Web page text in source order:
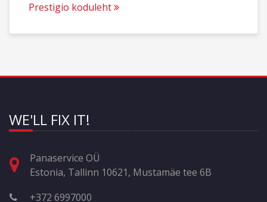
Prestigio koduleht
WE'LL FIX IT!
Panaservice OÜ
Estonia, Tallinn 10621, Mustamäe tee 6B
+372 6997000